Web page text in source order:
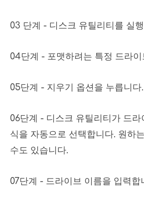
03 단계 - 디스크 유틸리티를 실
04단계 - 포맷하려는 특정 드라
05단계 - 지우기 옵션을 누릅니다.
06단계 - 디스크 유틸리티가 드라
식을 자동으로 선택합니다. 원하
수도 있습니다.
07단계 - 드라이브 이름을 입력합